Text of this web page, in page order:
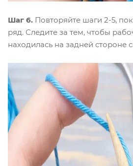
Шаг 6. Повторяйте шаги 2-5,
ряд. Следите за тем, чтобы
находилась на задней стороне